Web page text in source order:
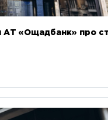
АТ «Ощадбанк» про